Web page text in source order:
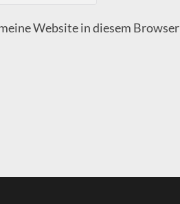
Website in diesem Browser